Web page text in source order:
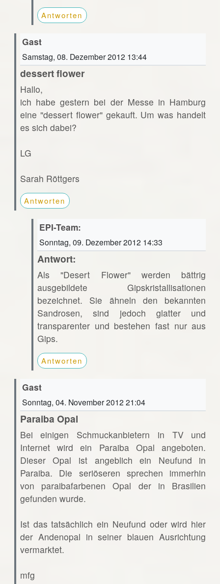
Antworten
Gast
Samstag, 08. Dezember 2012 13:44
dessert flower
Hallo,
ich habe gestern bei der Messe in Hamburg
eine "dessert flower" gekauft. Um was handelt
es sich dabei?
LG
Sarah Röttgers
Antworten
EPI-Team:
Sonntag, 09. Dezember 2012 14:33
Antwort:
Als "Desert Flower" werden bättrig
ausgebildete Gipskristallisationen
bezeichnet. Sie ähneln den bekannten
Sandrosen, sind jedoch glatter und
transparenter und bestehen fast nur aus
Gips.
Antworten
Gast
Sonntag, 04. November 2012 21:04
Paraiba Opal
Bei einigen Schmuckanbietern in TV und
Internet wird ein Paraiba Opal angeboten.
Dieser Opal ist angeblich ein Neufund in
Paraiba. Die seriöseren sprechen immerhin
von paraibafarbenen Opal der in Brasilien
gefunden wurde.
Ist das tatsächlich ein Neufund oder wird hier
der Andenopal in seiner blauen Ausrichtung
vermarktet.
mfg